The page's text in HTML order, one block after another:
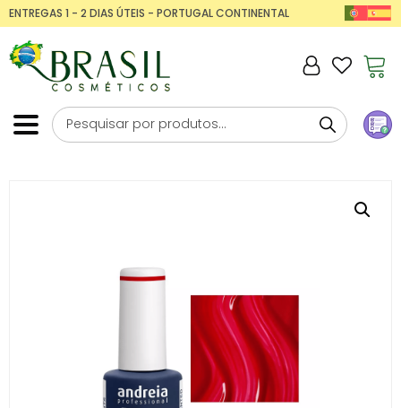
ENTREGAS 1 - 2 DIAS ÚTEIS - PORTUGAL CONTINENTAL